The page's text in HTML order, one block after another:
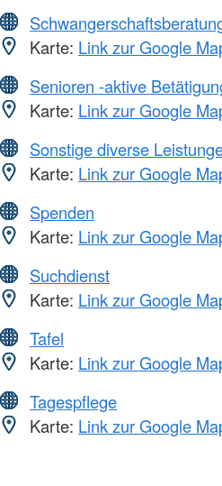
Karte: Link zur Google
Senioren -aktive
Karte: Link zur Google
Sonstige diverse
Karte: Link zur Google
Spenden
Karte: Link zur Google
Suchdienst
Karte: Link zur Google
Tafel
Karte: Link zur Google
Tagespflege
Karte: Link zur Google